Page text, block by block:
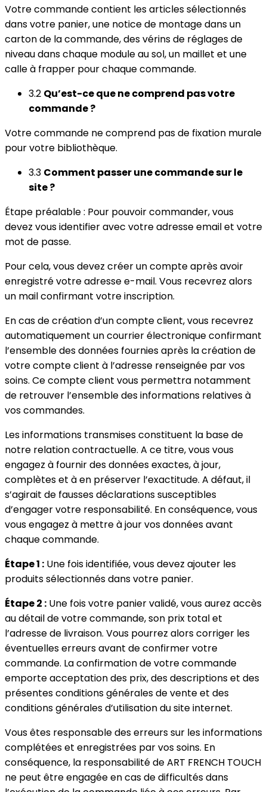
Votre commande contient les articles sélectionnés
dans votre panier, une notice de montage dans un
carton de la commande, des vérins de réglages de
niveau dans chaque module au sol, un maillet et une
calle à frapper pour chaque commande.
3.2 Qu’est-ce que ne comprend pas votre
commande ?
Votre commande ne comprend pas de fixation murale
pour votre bibliothèque.
3.3 Comment passer une commande sur le
site ?
Étape préalable : Pour pouvoir commander, vous
devez vous identifier avec votre adresse email et votre
mot de passe.
Pour cela, vous devez créer un compte après avoir
enregistré votre adresse e-mail. Vous recevrez alors
un mail confirmant votre inscription.
En cas de création d’un compte client, vous recevrez
automatiquement un courrier électronique confirmant
l’ensemble des données fournies après la création de
votre compte client à l’adresse renseignée par vos
soins. Ce compte client vous permettra notamment
de retrouver l’ensemble des informations relatives à
vos commandes.
Les informations transmises constituent la base de
notre relation contractuelle. A ce titre, vous vous
engagez à fournir des données exactes, à jour,
complètes et à en préserver l’exactitude. A défaut, il
s’agirait de fausses déclarations susceptibles
d’engager votre responsabilité. En conséquence, vous
vous engagez à mettre à jour vos données avant
chaque commande.
Étape 1 : Une fois identifiée, vous devez ajouter les
produits sélectionnés dans votre panier.
Étape 2 : Une fois votre panier validé, vous aurez accès
au détail de votre commande, son prix total et
l’adresse de livraison. Vous pourrez alors corriger les
éventuelles erreurs avant de confirmer votre
commande. La confirmation de votre commande
emporte acceptation des prix, des descriptions et des
présentes conditions générales de vente et des
conditions générales d’utilisation du site internet.
Vous êtes responsable des erreurs sur les informations
complétées et enregistrées par vos soins. En
conséquence, la responsabilité de ART FRENCH TOUCH
ne peut être engagée en cas de difficultés dans